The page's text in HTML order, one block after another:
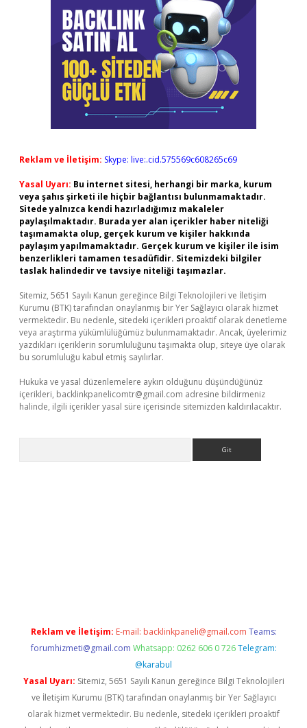
Reklam ve İletişim: Skype: live:.cid.575569c608265c69
Yasal Uyarı: Bu internet sitesi, herhangi bir marka, kurum
veya şahıs şirketi ile hiçbir bağlantısı bulunmamaktadır.
Sitede yalnızca kendi hazırladığımız makaleler
paylaşılmaktadır. Burada yer alan içerikler haber niteliği
taşımamakta olup, gerçek kurum ve kişiler hakkında
paylaşım yapılmamaktadır. Gerçek kurum ve kişiler ile isim
benzerlikleri tamamen tesadüfidir. Sitemizdeki bilgiler
taslak halindedir ve tavsiye niteliği taşımazlar.
Sitemiz, 5651 Sayılı Kanun gereğince Bilgi Teknolojileri ve İletişim
Kurumu (BTK) tarafından onaylanmış bir Yer Sağlayıcı olarak hizmet
vermektedir. Bu nedenle, sitedeki içerikleri proaktif olarak denetleme
veya araştırma yükümlülüğümüz bulunmamaktadır. Ancak, üyelerimiz
yazdıkları içeriklerin sorumluluğunu taşımakta olup, siteye üye olarak
bu sorumluluğu kabul etmiş sayılırlar.
Hukuka ve yasal düzenlemelere aykırı olduğunu düşündüğünüz
içerikleri, backlinkpanelicomtr@gmail.com adresine bildirmeniz
halinde, ilgili içerikler yasal süre içerisinde sitemizden kaldırılacaktır.
Reklam ve İletişim: E-mail: backlinkpaneli@gmail.com Teams:
forumhizmeti@gmail.com Whatsapp: 0262 606 0 726 Telegram:
@karabul
Yasal Uyarı: Sitemiz, 5651 Sayılı Kanun gereğince Bilgi Teknolojileri
ve İletişim Kurumu (BTK) tarafından onaylanmış bir Yer Sağlayıcı
olarak hizmet vermektedir. Bu nedenle, sitedeki içerikleri proaktif